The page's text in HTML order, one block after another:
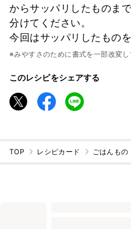
からサッパリしたものま
分けてください。
今回はサッパリしたもの
※みやすさのために書式を一部改変し
このレシピをシェアする
TOP レシピカード ごはんもの